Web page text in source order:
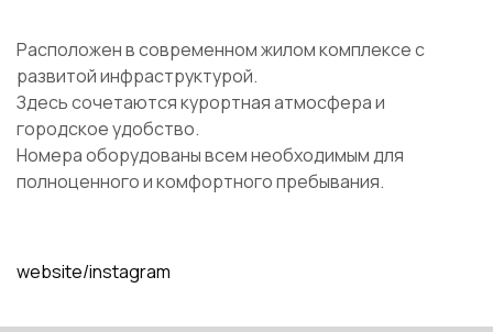
website instagram
Расположен в современном жилом комплексе с
развитой инфраструктурой.
Здесь сочетаются курортная атмосфера и
городское удобство.
Номера оборудованы всем необходимым для
полноценного и комфортного пребывания.